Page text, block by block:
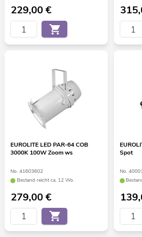
229,00€
EUROLITE LED PAR-64 COB
3000K 100W Zoom ws
No. 41603602
Bestand reicht ca. 12 Wo.
279,00€
Spot
No.